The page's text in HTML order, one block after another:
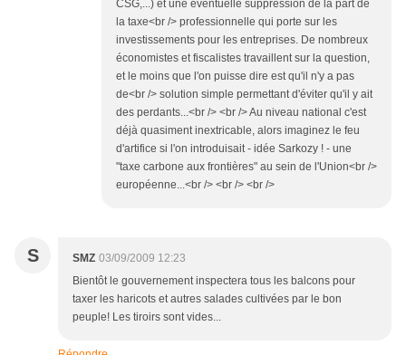
CSG,...) et une éventuelle suppression de la part de
la taxe<br /> professionnelle qui porte sur les
investissements pour les entreprises. De nombreux
économistes et fiscalistes travaillent sur la question,
et le moins que l'on puisse dire est qu'il n'y a pas
de<br /> solution simple permettant d'éviter qu'il y ait
des perdants...<br /> <br /> Au niveau national c'est
déjà quasiment inextricable, alors imaginez le feu
d'artifice si l'on introduisait - idée Sarkozy ! - une
"taxe carbone aux frontières" au sein de l'Union<br />
européenne...<br /> <br /> <br />
S SMZ 03/09/2009 12:23
Bientôt le gouvernement inspectera tous les balcons pour
taxer les haricots et autres salades cultivées par le bon
peuple! Les tiroirs sont vides...